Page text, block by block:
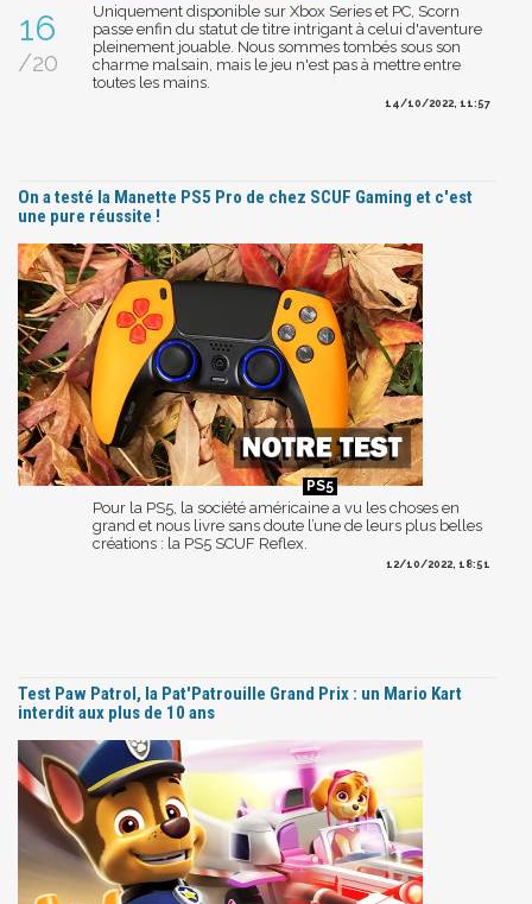
16
/20
Uniquement disponible sur Xbox Series et PC, Scorn
passe enfin du statut de titre intrigant à celui d'aventure
pleinement jouable. Nous sommes tombés sous son
charme malsain, mais le jeu n'est pas à mettre entre
toutes les mains.
14/10/2022, 11:57
On a testé la Manette PS5 Pro de chez SCUF Gaming et c'est
une pure réussite !
Pour la PS5, la société américaine a vu les choses en
grand et nous livre sans doute l’une de leurs plus belles
créations : la PS5 SCUF Reflex.
12/10/2022, 18:51
Test Paw Patrol, la Pat'Patrouille Grand Prix : un Mario Kart
interdit aux plus de 10 ans